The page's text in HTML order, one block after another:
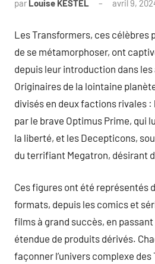
par Louise KESTEL avril 9,
Les Transformers, ces célèbres
de se métamorphoser, ont
depuis leur introduction dans les
Originaires de la lointaine
divisés en deux factions rivales
par le brave Optimus Prime, qui
la liberté, et les Decepticons,
du terrifiant Megatron, désirant
Ces figures ont été représentés
formats, depuis les comics et
films à grand succès, en
étendue de produits dérivés.
façonner l’univers complexe